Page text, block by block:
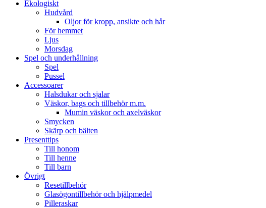
Ekologiskt
Hudvård
Oljor för kropp, ansikte och hår
För hemmet
Ljus
Morsdag
Spel och underhållning
Spel
Pussel
Accessoarer
Halsdukar och sjalar
Väskor, bags och tillbehör m.m.
Mumin väskor och axelväskor
Smycken
Skärp och bälten
Presenttips
Till honom
Till henne
Till barn
Övrigt
Resetillbehör
Glasögontillbehör och hjälpmedel
Pilleraskar